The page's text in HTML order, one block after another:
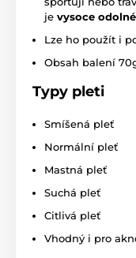
je vysoce
Lze ho použít i
Obsah balení
Typy pleti
Smíšená pleť
Normální pleť
Mastná pleť
Suchá pleť
Citlivá pleť
Vhodný i pro